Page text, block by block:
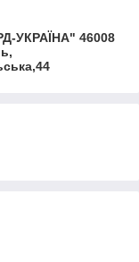
УКРАЇНА" 46008